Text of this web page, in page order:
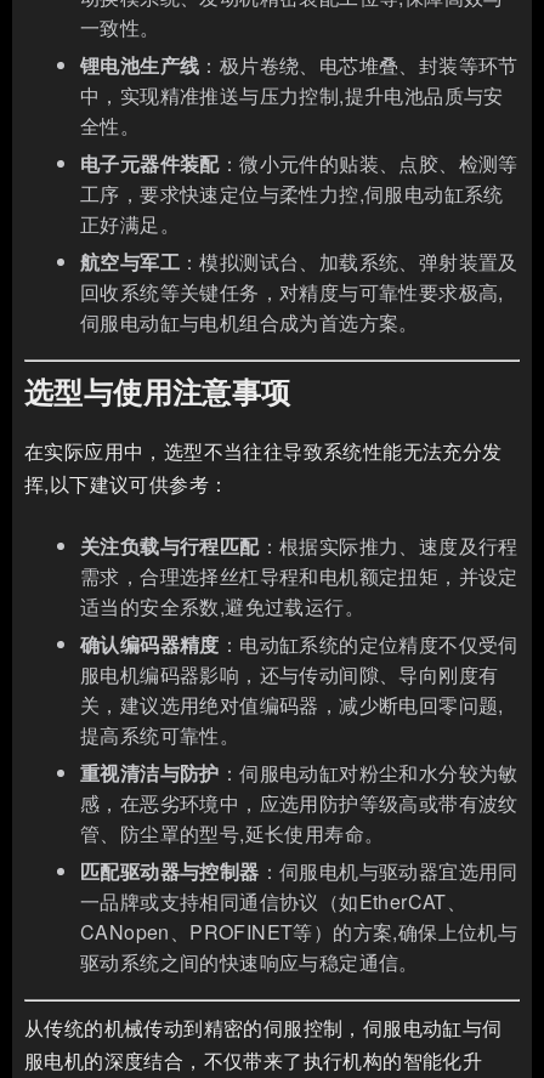
一致性。
锂电池生产线 ：极片卷绕、电芯堆叠、封装等环节
中，实现精准推送与压力控制,提升电池品质与安
全性。
电子元器件装配：微小元件的贴装、点胶、检测等
工序，要求快速定位与柔性力控,伺服电动缸系统
正好满足。
航空与军工 ：模拟测试台、加载系统、弹射装置及
回收系统等关键任务，对精度与可靠性要求极高,
伺服电动缸与电机组合成为首选方案。
选型与使用注意事项
在实际应用中，选型不当往往导致系统性能无法充分发
挥,以下建议可供参考：
关注负载与行程匹配：根据实际推力、速度及行程
需求，合理选择丝杠导程和电机额定扭矩，并设定
适当的安全系数,避免过载运行。
确认编码器精度 ：电动缸系统的定位精度不仅受伺
服电机编码器影响，还与传动间隙、导向刚度有
关，建议选用绝对值编码器，减少断电回零问题,
提高系统可靠性。
重视清洁与防护 ：伺服电动缸对粉尘和水分较为敏
感，在恶劣环境中，应选用防护等级高或带有波纹
管、防尘罩的型号,延长使用寿命。
匹配驱动器与控制器 ：伺服电机与驱动器宜选用同
一品牌或支持相同通信协议（如EtherCAT、
CANopen、PROFINET等）的方案,确保上位机与
驱动系统之间的快速响应与稳定通信。
从传统的机械传动到精密的伺服控制，伺服电动缸与伺
服电机的深度结合，不仅带来了执行机构的智能化升